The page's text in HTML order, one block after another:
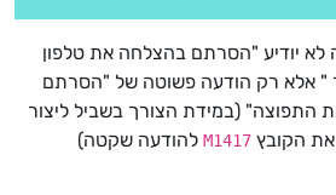
יודיע "הסרתם בהצלחה את טלפון
אלא רק הודעה פשוטה של "הסרתם
התפוצה" (במידת הצורך בשביל ליצור
את הקובץ M1417להודעה שקטה)